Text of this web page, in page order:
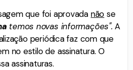
que foi aprovada não se
temos novas informações". A
periódica faz com que
no estilo de assinatura. O
assinaturas.